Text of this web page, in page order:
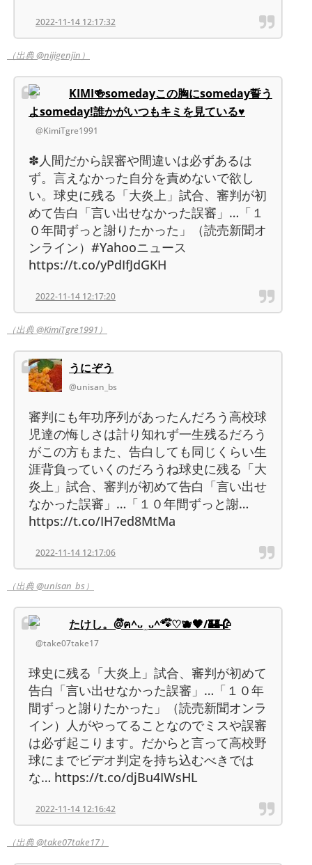
2022-11-14 12:17:32
（出典 @nijigenjin）
KIMI🍻somedayこの胸にsomeday誓う
よsomeday!誰かがいつもキミを見ている♥
@KimiTgre1991
✽人間だから誤審や間違いは必ずあるは
ず。言えなかった自分を責めないで欲し
い。球史に残る「大炎上」試合、審判が初
めて告白「言い出せなかった誤審」…「１
０年間ずっと謝りたかった」（読売新聞オ
ンライン）#Yahooニュース
https://t.co/yPdIfJdGKH
2022-11-14 12:17:20
（出典 @KimiTgre1991）
うにぞう
@unisan_bs
審判にも年功序列があったんだろう高校球
児達の悔しさは計り知れず一生残るだろう
がこの方もまた、告白しても同じくらい生
涯背負っていくのだろうね球史に残る「大
炎上」試合、審判が初めて告白「言い出せ
なかった誤審」…「１０年間ずっと謝…
https://t.co/IH7ed8MtMa
2022-11-14 12:17:06
（出典 @unisan_bs）
たけし。@໊ฅ^ᴗ ̫ ᴗ^🐾໊♡🫐🖤/🏰🥀
@take07take17
球史に残る「大炎上」試合、審判が初めて
告白「言い出せなかった誤審」…「１０年
間ずっと謝りたかった」（読売新聞オンラ
イン）人がやってることなのでミスや誤審
は必ず起こります。だからと言って高校野
球にまでビデオ判定を持ち込むべきでは
な… https://t.co/djBu4IWsHL
2022-11-14 12:16:42
（出典 @take07take17）